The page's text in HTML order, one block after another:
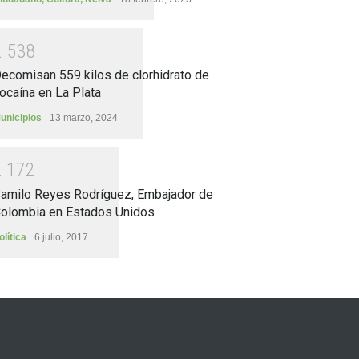
538
559 kilos de clorhidrato de
en La Plata
13 marzo, 2024
1 72
Reyes Rodríguez, Embajador de
en Estados Unidos
6 julio, 2017